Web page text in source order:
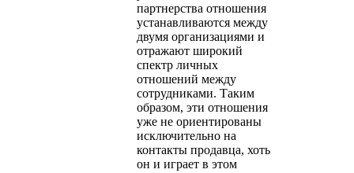
партнерства отношения
устанавливаются между
двумя организациями и
отражают широкий
спектр личных
отношений между
сотрудниками. Таким
образом, эти отношения
уже не ориентированы
исключительно на
контакты продавца, хоть
он и играет в этом